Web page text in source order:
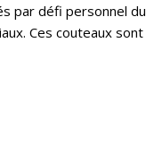
par défi personnel du
Ces couteaux sont